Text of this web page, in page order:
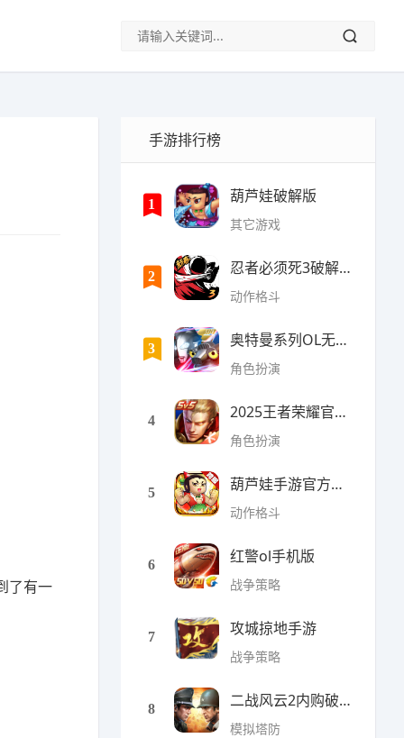
了有一
手游排行榜
1 葫芦娃破解版
其它游戏
2 忍者必须死3破解版无限勾
动作格斗
3 奥特曼系列OL无限光元(9
角色扮演
4 2025王者荣耀官方全服版本
角色扮演
5 葫芦娃手游官方最新版
动作格斗
6 红警ol手机版
战争策略
7 攻城掠地手游
战争策略
8 二战风云2内购破解版
模拟塔防